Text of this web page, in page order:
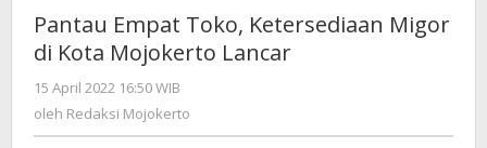
Toko,
Ketersediaan
Migor
Pantau Empat Toko, Ketersediaan Migor
di Kota Mojokerto Lancar
15 April 2022 16:50 WIB
oleh Redaksi Mojokerto